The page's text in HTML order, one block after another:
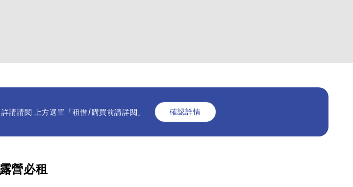
詳請請閱 上方選單「租借/購買前請詳閱」 確認詳情
露營必租